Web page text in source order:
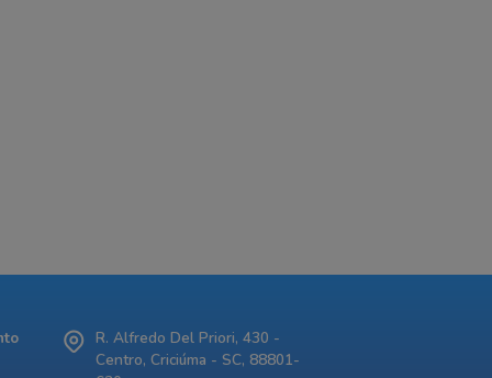
R. Alfredo Del Priori, 430 -
Centro, Criciúma - SC, 88801-